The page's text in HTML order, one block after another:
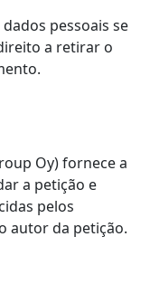
pessoais se
a retirar o
Oy) fornece a
a petição e
pelos
autor da petição.